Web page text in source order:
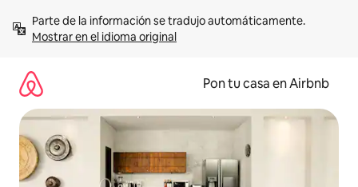
contenidoMostrar en el idioma original
Pon tu casa en Airbnb